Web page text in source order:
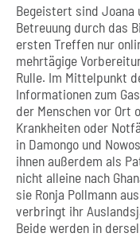
Begeistert sind Joana
Betreuung durch das
ersten Treffen nur
mehrtägige
Rulle. Im Mittelpunkt
Informationen zum
der Menschen vor Ort
Krankheiten oder
in Damongo und
ihnen außerdem als
nicht alleine nach
sie Ronja Pollmann
verbringt ihr
Beide werden in